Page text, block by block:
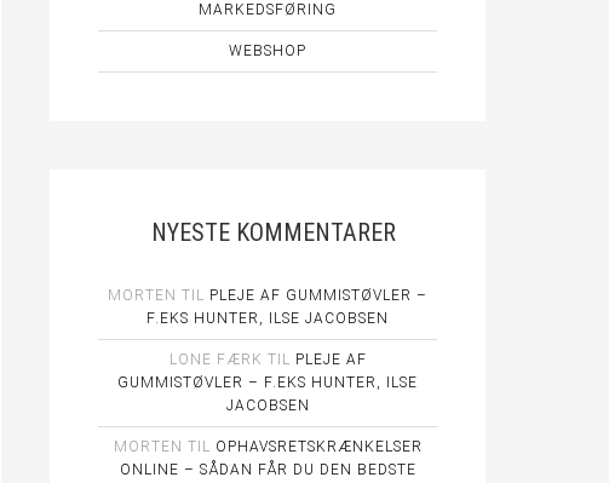
MARKEDSFØRING
WEBSHOP
NYESTE KOMMENTARER
MORTEN TIL PLEJE AF GUMMISTØVLER –
F.EKS HUNTER, ILSE JACOBSEN
LONE FÆRK TIL PLEJE AF
GUMMISTØVLER – F.EKS HUNTER, ILSE
JACOBSEN
MORTEN TIL OPHAVSRETSKRÆNKELSER
ONLINE – SÅDAN FÅR DU DEN BEDSTE